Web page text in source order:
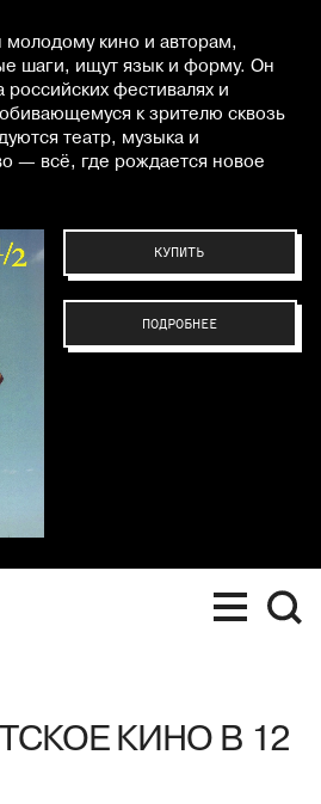
кино и авторам,
шаги, ищут язык и форму. Он
фестивалях и
к зрителю сквозь
театр, музыка и
— всё, где рождается новое
КУПИТЬ
ПОДРОБНЕЕ
КИНО В 12